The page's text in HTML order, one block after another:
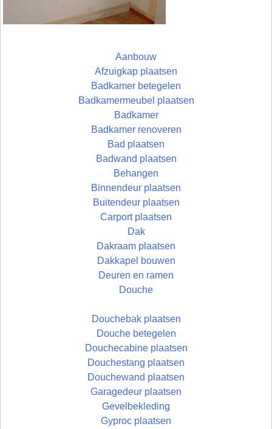
Aanbouw
Afzuigkap plaatsen
Badkamer betegelen
Badkamermeubel plaatsen
Badkamer
Badkamer renoveren
Bad plaatsen
Badwand plaatsen
Behangen
Binnendeur plaatsen
Buitendeur plaatsen
Carport plaatsen
Dak
Dakraam plaatsen
Dakkapel bouwen
Deuren en ramen
Douche
Douchebak plaatsen
Douche betegelen
Douchecabine plaatsen
Douchestang plaatsen
Douchewand plaatsen
Garagedeur plaatsen
Gevelbekleding
Gyproc plaatsen